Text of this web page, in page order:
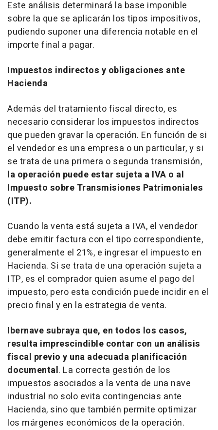
Este análisis determinará la base imponible
sobre la que se aplicarán los tipos impositivos,
pudiendo suponer una diferencia notable en el
importe final a pagar.
Impuestos indirectos y obligaciones ante
Hacienda
Además del tratamiento fiscal directo, es
necesario considerar los impuestos indirectos
que pueden gravar la operación. En función de si
el vendedor es una empresa o un particular, y si
se trata de una primera o segunda transmisión,
la operación puede estar sujeta a IVA o al
Impuesto sobre Transmisiones Patrimoniales
(ITP).
Cuando la venta está sujeta a IVA, el vendedor
debe emitir factura con el tipo correspondiente,
generalmente el 21%, e ingresar el impuesto en
Hacienda. Si se trata de una operación sujeta a
ITP, es el comprador quien asume el pago del
impuesto, pero esta condición puede incidir en el
precio final y en la estrategia de venta.
Ibernave subraya que, en todos los casos,
resulta imprescindible contar con un análisis
fiscal previo y una adecuada planificación
documental. La correcta gestión de los
impuestos asociados a la venta de una nave
industrial no solo evita contingencias ante
Hacienda, sino que también permite optimizar
los márgenes económicos de la operación.